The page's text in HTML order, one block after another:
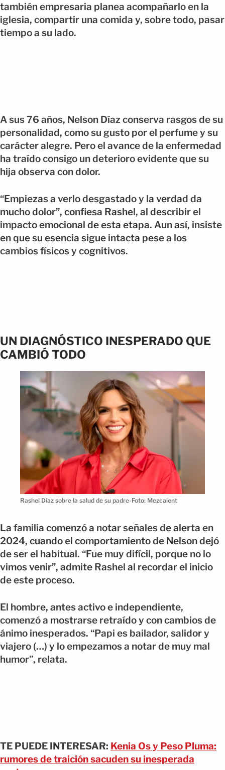
también empresaria planea acompañarlo en la
iglesia, compartir una comida y, sobre todo, pasar
tiempo a su lado.
A sus 76 años, Nelson Díaz conserva rasgos de su
personalidad, como su gusto por el perfume y su
carácter alegre. Pero el avance de la enfermedad
ha traído consigo un deterioro evidente que su
hija observa con dolor.
“Empiezas a verlo desgastado y la verdad da
mucho dolor”, confiesa Rashel, al describir el
impacto emocional de esta etapa. Aun así, insiste
en que su esencia sigue intacta pese a los
cambios físicos y cognitivos.
UN DIAGNÓSTICO INESPERADO QUE
CAMBIÓ TODO
Rashel Díaz sobre la salud de su padre-Foto: Mezcalent
La familia comenzó a notar señales de alerta en
2024, cuando el comportamiento de Nelson dejó
de ser el habitual. “Fue muy difícil, porque no lo
vimos venir”, admite Rashel al recordar el inicio
de este proceso.
El hombre, antes activo e independiente,
comenzó a mostrarse retraído y con cambios de
ánimo inesperados. “Papi es bailador, salidor y
viajero (…) y lo empezamos a notar de muy mal
humor”, relata.
TE PUEDE INTERESAR: Kenia Os y Peso Pluma:
rumores de traición sacuden su inesperada